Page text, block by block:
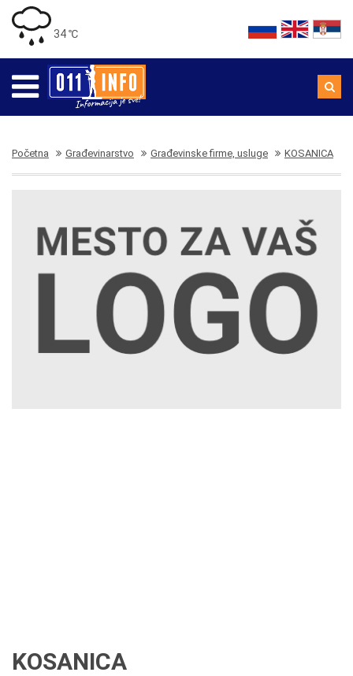
34 ℃
Početna Građevinarstvo Građevinske firme, usluge KOSANICA
KOSANICA